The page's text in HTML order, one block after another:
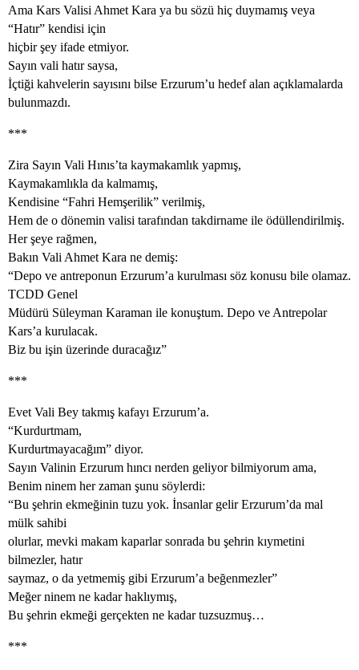
Ama Kars Valisi Ahmet Kara ya bu sözü hiç duymamış veya
“Hatır” kendisi için
hiçbir şey ifade etmiyor.
Sayın vali hatır saysa,
İçtiği kahvelerin sayısını bilse Erzurum’u hedef alan açıklamalarda
bulunmazdı.
***
Zira Sayın Vali Hınıs’ta kaymakamlık yapmış,
Kaymakamlıkla da kalmamış,
Kendisine “Fahri Hemşerilik” verilmiş,
Hem de o dönemin valisi tarafından takdirname ile ödüllendirilmiş.
Her şeye rağmen,
Bakın Vali Ahmet Kara ne demiş:
“Depo ve antreponun Erzurum’a kurulması söz konusu bile olamaz.
TCDD Genel
Müdürü Süleyman Karaman ile konuştum. Depo ve Antrepolar
Kars’a kurulacak.
Biz bu işin üzerinde duracağız”
***
Evet Vali Bey takmış kafayı Erzurum’a.
“Kurdurtmam,
Kurdurtmayacağım” diyor.
Sayın Valinin Erzurum hıncı nerden geliyor bilmiyorum ama,
Benim ninem her zaman şunu söylerdi:
“Bu şehrin ekmeğinin tuzu yok. İnsanlar gelir Erzurum’da mal
mülk sahibi
olurlar, mevki makam kaparlar sonrada bu şehrin kıymetini
bilmezler, hatır
saymaz, o da yetmemiş gibi Erzurum’a beğenmezler”
Meğer ninem ne kadar haklıymış,
Bu şehrin ekmeği gerçekten ne kadar tuzsuzmuş…
***